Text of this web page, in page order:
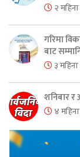
२
गरिमा
बाट
३
शनिबार र
४